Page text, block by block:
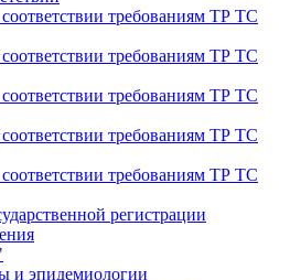
требованиям ТР ТС
требованиям ТР ТС
требованиям ТР ТС
требованиям ТР ТС
требованиям ТР ТС
регистрации
и эпидемиологии